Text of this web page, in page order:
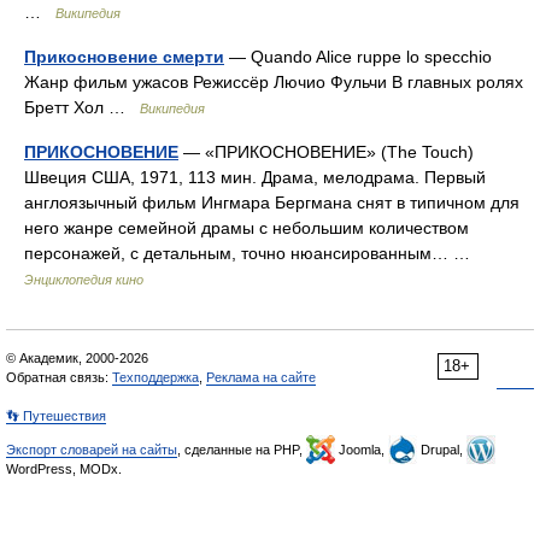
Википедия
Прикосновение смерти — Quando Alice ruppe lo specchio
Жанр фильм ужасов Режиссёр Лючио Фульчи В главных ролях
Бретт Хол …
Википедия
ПРИКОСНОВЕНИЕ — «ПРИКОСНОВЕНИЕ» (The Touch)
Швеция США, 1971, 113 мин. Драма, мелодрама. Первый
англоязычный фильм Ингмара Бергмана снят в типичном для
него жанре семейной драмы с небольшим количеством
персонажей, с детальным, точно нюансированным… …
Энциклопедия кино
18+
© Академик, 2000-2026
Обратная связь: Техподдержка Реклама на сайте
👣 Путешествия
Экспорт словарей на сайты , сделанные на PHP, Joomla,
Drupal,
WordPress, MODx.